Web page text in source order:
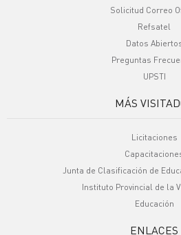
Solicitud Correo
Refsatel
Datos
Preguntas
UPSTI
MÁS
Licitaciones
Junta de Clasificación de
Instituto Provincial de la
Educación
ENLACES